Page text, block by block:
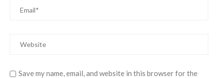
Save my name, email, and website in this browser for the